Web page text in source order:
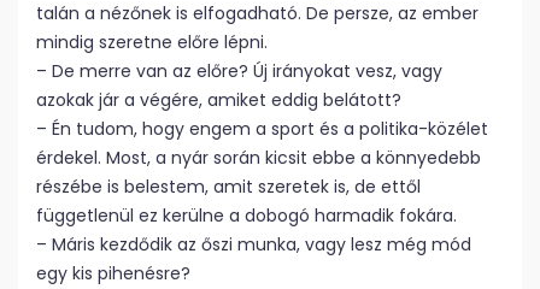
talán a nézőnek is elfogadható. De persze, az ember
mindig szeretne előre lépni.
– De merre van az előre? Új irányokat vesz, vagy
azokak jár a végére, amiket eddig belátott?
– Én tudom, hogy engem a sport és a politika-közélet
érdekel. Most, a nyár során kicsit ebbe a könnyedebb
részébe is belestem, amit szeretek is, de ettől
függetlenül ez kerülne a dobogó harmadik fokára.
– Máris kezdődik az őszi munka, vagy lesz még mód
egy kis pihenésre?